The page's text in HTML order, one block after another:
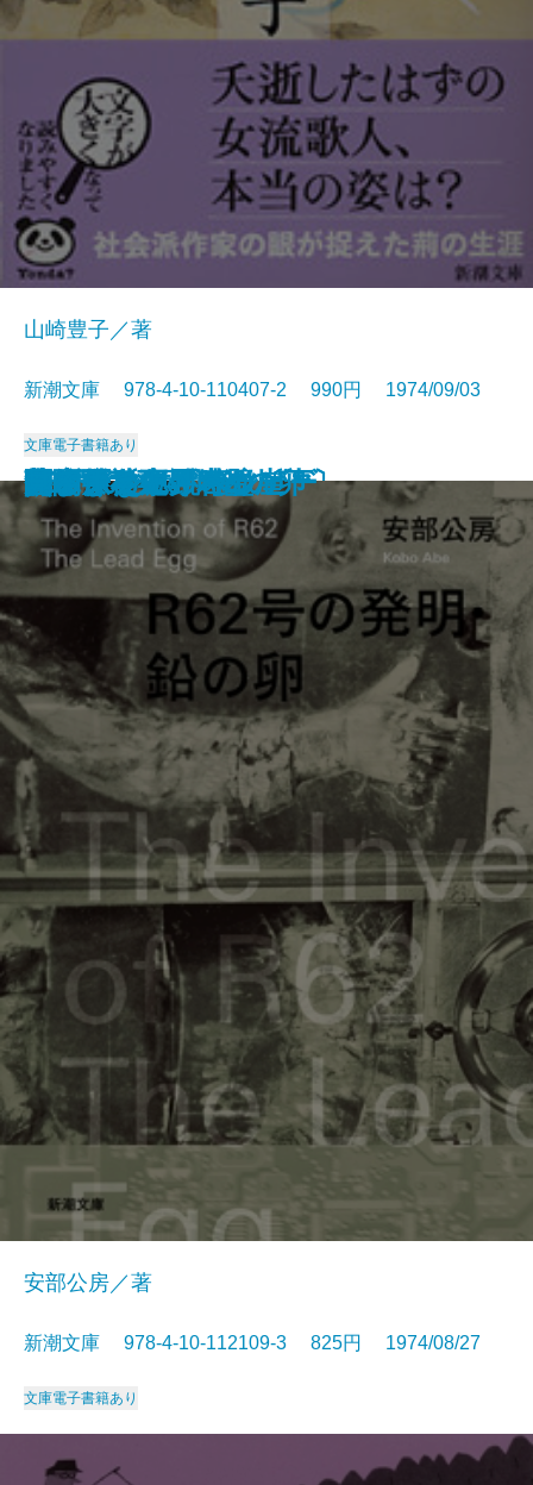
幕末動乱の男たち〔上〕
幕末動乱の男たち〔下〕
ナイン・ストーリーズ
死の枝
一の糸
ボンボンと悪夢
山彦乙女
きりぎりす
いずこより
花紋
山崎豊子／著
新潮文庫 978-4-10-110407-2 990円 1974/09/03
文庫電子書籍あり
R62号の発明・鉛の卵
安部公房／著
新潮文庫 978-4-10-112109-3 825円 1974/08/27
文庫電子書籍あり
フィッシュ・オン
蒼氷・神々の岩壁
笹まくら
グレート・ギャツビー
関ケ原〔下〕
関ケ原〔中〕
関ケ原〔上〕
無関係な死・時の崖
見るまえに跳べ